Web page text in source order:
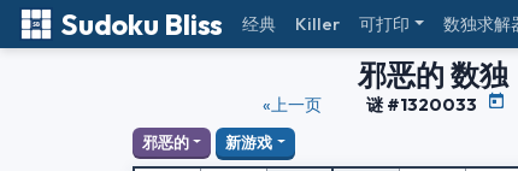
Sudoku Bliss 经典 Killer 可打印 数独求解
邪恶的 数独
«上一页 谜 #1320033
邪恶的 新游戏